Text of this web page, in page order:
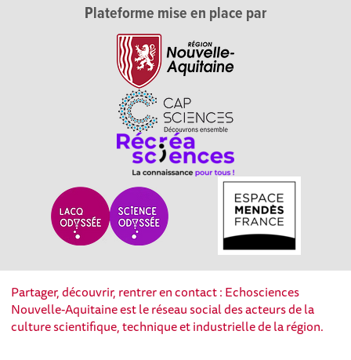
Plateforme mise en place par
Partager, découvrir, rentrer en contact : Echosciences
Nouvelle-Aquitaine est le réseau social des acteurs de la
culture scientifique, technique et industrielle de la région.